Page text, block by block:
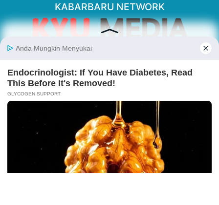
KABARBARU NETWORK
Kabarbaru.co menyajikan berita aktual dan
Follow Kabarbaru